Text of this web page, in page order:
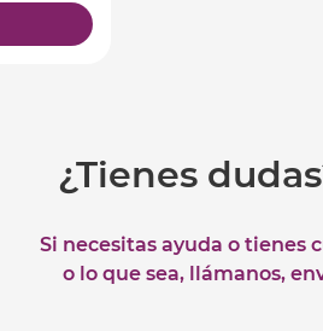
¿Tienes
Si necesitas ayuda o tienes
o lo que sea, llámanos,